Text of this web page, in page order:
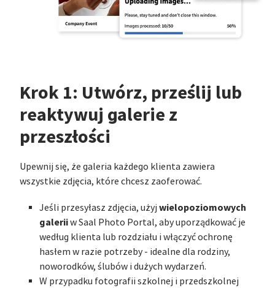
Krok 1: Utwórz, prześlij lub
reaktywuj galerie z
przeszłości
Upewnij się, że galeria każdego klienta zawiera
wszystkie zdjęcia, które chcesz zaoferować.
Jeśli przesyłasz zdjęcia, użyj wielopoziomowych
galeriiw Saal Photo Portal, aby uporządkować je
według klienta lub rozdziału i włączyć ochronę
hasłem w razie potrzeby - idealne dla rodziny,
noworodków, ślubów i dużych wydarzeń.
W przypadku fotografii szkolnej i przedszkolnej